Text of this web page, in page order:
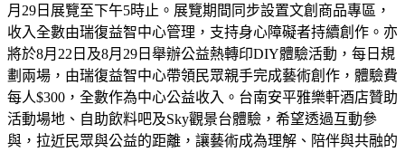
月29日展覽至下午5時止。展覽期間同步設置文創商品專區，
收入全數由瑞復益智中心管理，支持身心障礙者持續創作。亦
將於8月22日及8月29日舉辦公益熱轉印DIY體驗活動，每日規
劃兩場，由瑞復益智中心帶領民眾親手完成藝術創作，體驗費
每人$300，全數作為中心公益收入。台南安平雅樂軒酒店贊助
活動場地、自助飲料吧及Sky觀景台體驗，希望透過互動參
與，拉近民眾與公益的距離，讓藝術成為理解、陪伴與共融的